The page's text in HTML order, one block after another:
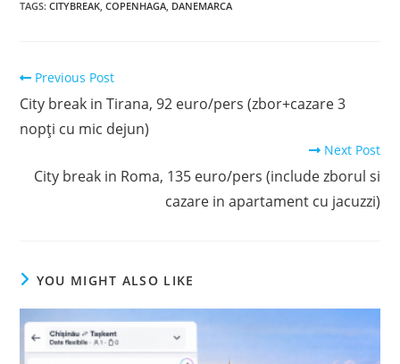
TAGS:CITYBREAK COPENHAGA DANEMARCA
Read
articles
Previous Post
City break in Tirana, 92 euro/pers (zbor+cazare 3
nopți cu mic dejun)
Next Post
City break in Roma, 135 euro/pers (include zborul si
cazare in apartament cu jacuzzi)
YOU MIGHT ALSO LIKE